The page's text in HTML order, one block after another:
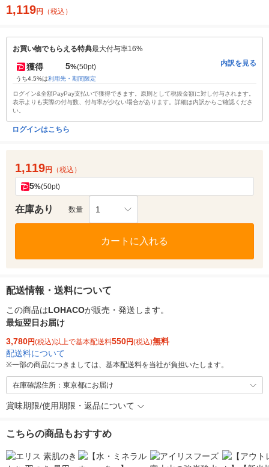
1,119円 （税込）
お買い物でもらえる特典最大付与率16%
獲得 5%(50pt)
うち4.5%は利用先・期間限定
内訳を見る
ログイン&全額PayPay支払いで獲得できます。原則として税抜金額に対し付与されます。
表示よりも実際の付与数、付与率が少ない場合があります。詳細は内訳からご確認くださ
い。
ログインはこちら
1,119円 （税込）
5%(50pt)
在庫あり 数量 1
カートに入れる
配送情報・送料について
この商品はLOHACOが販売・発送します。
最短翌日お届け
3,780円(税込)以上で基本配送料550円(税込)無料
配送料について
※一部の商品につきましては、基本配送料を当社が負担いたします。
在庫確認住所：東京都にお届け
賞味期限/使用期限・返品について
こちらの商品もおすすめ